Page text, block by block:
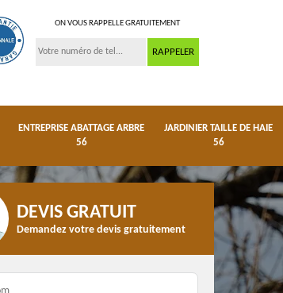
ON VOUS RAPPELLE GRATUITEMENT
ENTREPRISE ABATTAGE ARBRE
56
JARDINIER TAILLE DE HAIE
56
DEVIS GRATUIT
Demandez votre devis gratuitement